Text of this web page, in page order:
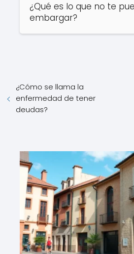
¿Qué es lo que no te
embargar?
¿Cómo se llama la
enfermedad de tener
deudas?